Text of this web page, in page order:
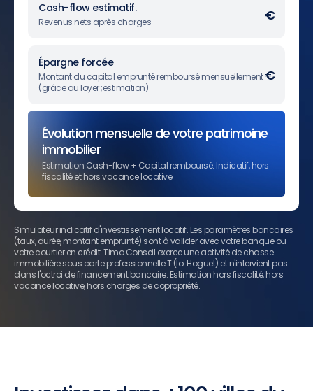
Cash-flow estimatif.
Revenus nets après charges €
Épargne forcée
Montant du capital emprunté remboursé mensuellement
(grâce au loyer ;estimation)
€
Évolution mensuelle de votre patrimoine
immobilier
Estimation Cash-flow + Capital remboursé. Indicatif, hors
fiscalité et hors vacance locative.
Simulateur indicatif d'investissement locatif. Les paramètres bancaires
(taux, durée, montant emprunté) sont à valider avec votre banque ou
votre courtier en crédit. Timo Conseil exerce une activité de chasse
immobilière sous carte professionnelle T (loi Hoguet) et n'intervient pas
dans l'octroi de financement bancaire. Estimation hors fiscalité, hors
vacance locative, hors charges de copropriété.